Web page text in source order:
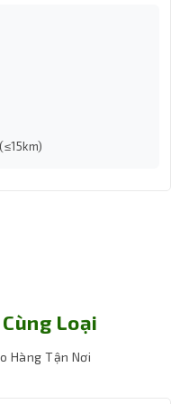
Loại
Hàng Tận Nơi